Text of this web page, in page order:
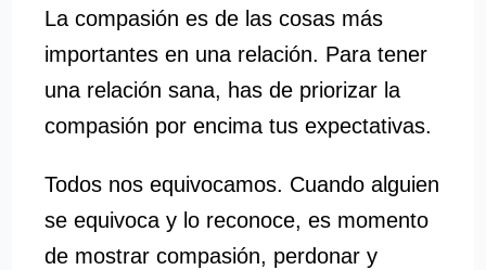
La compasión es de las cosas más
importantes en una relación. Para tener
una relación sana, has de priorizar la
compasión por encima tus expectativas.
Todos nos equivocamos. Cuando alguien
se equivoca y lo reconoce, es momento
de mostrar compasión, perdonar y